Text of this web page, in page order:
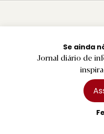
Se ainda
Jornal diário de